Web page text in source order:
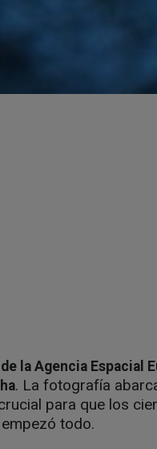
la Agencia Espacial
. La fotografía
para que los
todo.